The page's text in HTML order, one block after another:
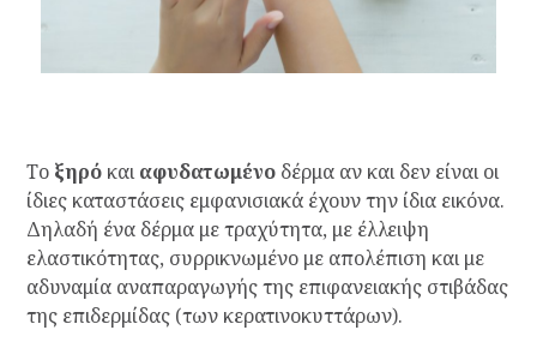
Το ξηρόκαιαφυδατωμένοδέρμα αν και δεν είναι οι
ίδιες καταστάσεις εμφανισιακά έχουν την ίδια εικόνα.
Δηλαδή ένα δέρμα με τραχύτητα, με έλλειψη
ελαστικότητας, συρρικνωμένο με απολέπιση και με
αδυναμία αναπαραγωγής της επιφανειακής στιβάδας
της επιδερμίδας (των κερατινοκυττάρων).